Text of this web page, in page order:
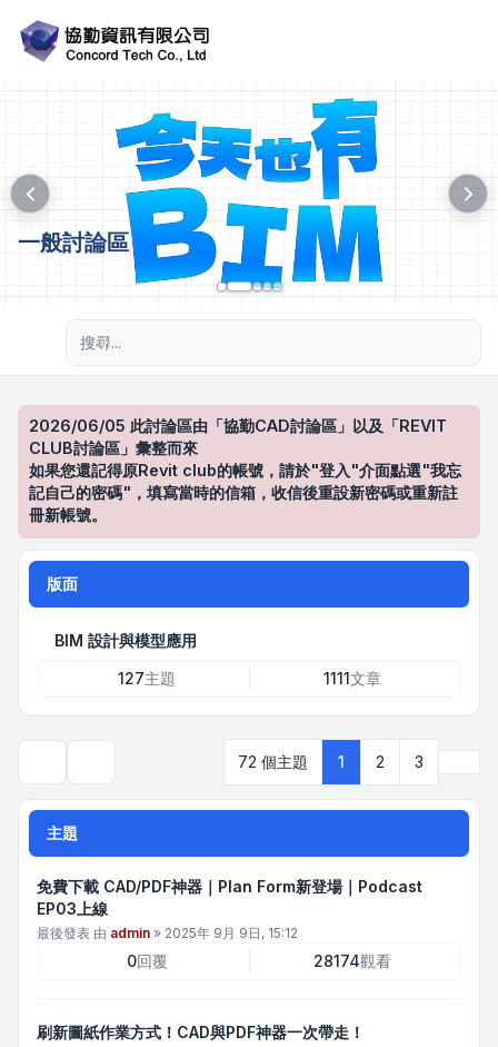
一般討論區
2026/06/05 此討論區由「協勤CAD討論區」以及「REVIT
CLUB討論區」彙整而來
如果您還記得原Revit club的帳號，請於"登入"介面點選"我忘
記自己的密碼"，填寫當時的信箱，收信後重設新密碼或重新註
冊新帳號。
版面
BIM 設計與模型應用
127主題 1111文章
72 個主題 1 2 3
主題
免費下載 CAD/PDF神器｜Plan Form新登場｜Podcast
EP03上線
最後發表 由 admin » 2025年 9月 9日, 15:12
0回覆 28174觀看
刷新圖紙作業方式！CAD與PDF神器一次帶走！